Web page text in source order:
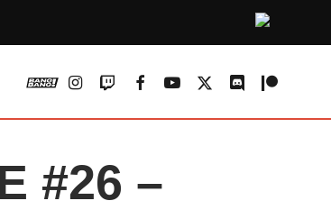
vk instagram
twitchfacebookyoutube
x-
discordpatreon
#26 –